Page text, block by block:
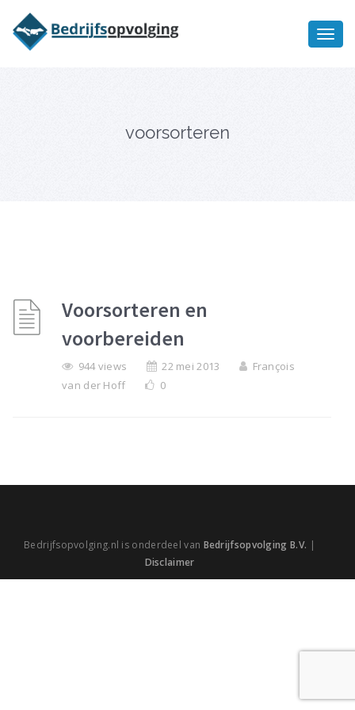
voorsorteren
Voorsorteren en
voorbereiden
944 views 22 mei 2013
François
van der Hoff
0
Bedrijfsopvolging.nl is onderdeel van Bedrijfsopvolging B.V. |
Disclaimer
bedrijfsopvolging voor fiscaal
juridisch advies
Ik wil meer informatie